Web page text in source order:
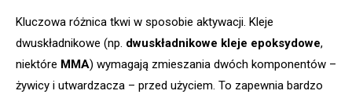
Kluczowa różnica tkwi w sposobie aktywacji. Kleje
dwuskładnikowe (np. dwuskładnikowe kleje epoksydowe,
niektóre MMA) wymagają zmieszania dwóch komponentów –
żywicy i utwardzacza – przed użyciem. To zapewnia bardzo